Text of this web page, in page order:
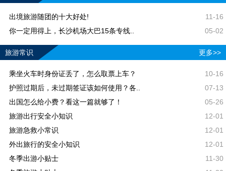
出境旅游随团的十大好处!
11-16
你一定用得上，长沙机场大巴15条专线..
05-02
旅游常识 更多>>
乘坐火车时身份证丢了，怎么取票上车？
10-16
护照过期后，未过期签证该如何使用？各..
07-13
出国怎么给小费？看这一篇就够了！
05-26
旅游出行安全小知识
12-01
旅游急救小常识
12-01
外出旅行的安全小知识
12-01
冬季出游小贴士
11-30